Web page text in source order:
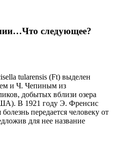
tularensis (Ft) выделен
и Ч. Чепиным из
добытых вблизи озера
В 1921 году Э. Френсис
передается человеку от
для нее название